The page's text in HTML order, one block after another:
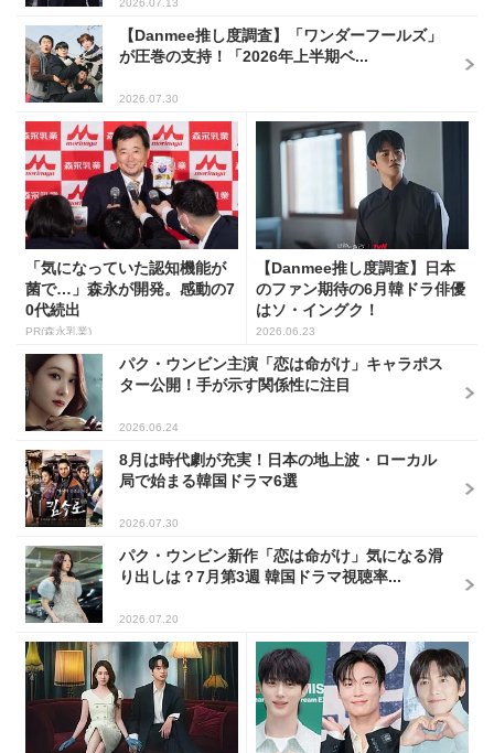
2026.07.13
【Danmee推し度調査】「ワンダーフールズ」
が圧巻の支持！「2026年上半期ベ...
2026.07.30
「気になっていた認知機能が
菌で…」森永が開発。感動の7
0代続出
PR(森永乳業)
【Danmee推し度調査】日本
のファン期待の6月韓ドラ俳優
はソ・イングク！
2026.06.23
パク・ウンビン主演「恋は命がけ」キャラポス
ター公開！手が示す関係性に注目
2026.06.24
8月は時代劇が充実！日本の地上波・ローカル
局で始まる韓国ドラマ6選
2026.07.30
パク・ウンビン新作「恋は命がけ」気になる滑
り出しは？7月第3週 韓国ドラマ視聴率...
2026.07.20